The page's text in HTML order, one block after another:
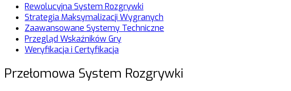
Rewolucyjna System Rozgrywki
Strategia Maksymalizacji Wygranych
Zaawansowane Systemy Techniczne
Przegląd Wskaźników Gry
Weryfikacja i Certyfikacja
Przełomowa System Rozgrywki